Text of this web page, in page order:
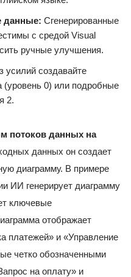
данные: Сгенерированные
с средой Visual
ручные улучшения.
усилий создавайте
(уровень 0) или подробные
2.
потоков данных на
данных он создает
диаграмму. В примере
ИИ генерирует диаграмму
ключевые
отображает
платежей» и «Управление
четко обозначенными
на оплату» и